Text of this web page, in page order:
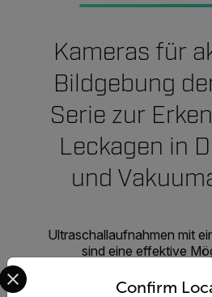
Kameras für
Bildgebung
Serie zur
Leckagen in
und
Ultraschallaufnahmen mit
sind eine effektive
10-mal schneller als
Confirm
Select your preferred country and